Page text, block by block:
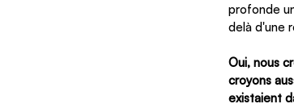
profonde
delà d'une
Oui, nous
croyons
existaient